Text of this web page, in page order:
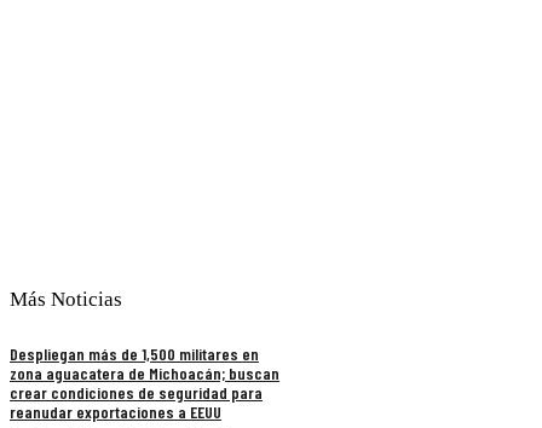
Más Noticias
Despliegan más de 1,500 militares en
zona aguacatera de Michoacán; buscan
crear condiciones de seguridad para
reanudar exportaciones a EEUU